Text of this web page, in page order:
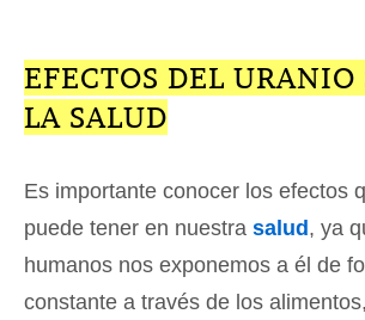
EFECTOS DEL URANIO
LA SALUD
Es importante conocer los efectos
puede tener en nuestra salud , ya
humanos nos exponemos a él de
constante a través de los